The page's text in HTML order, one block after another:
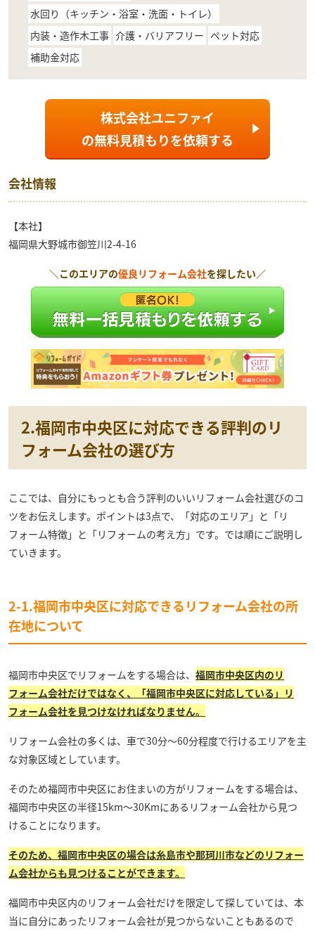
水回り（キッチン・浴室・洗面・トイレ）
内装・造作木工事 介護・バリアフリー ペット対応
補助金対応
株式会社ユニファイ
の無料見積もりを依頼する
会社情報
【本社】
福岡県大野城市御笠川2-4-16
＼このエリアの優良リフォーム会社を探したい／
2.福岡市中央区に対応できる評判のリ
フォーム会社の選び方
ここでは、自分にもっとも合う評判のいいリフォーム会社選びのコ
ツをお伝えします。ポイントは3点で、「対応のエリア」と「リ
フォーム特徴」と「リフォームの考え方」です。では順にご説明し
ていきます。
2-1.福岡市中央区に対応できるリフォーム会社の所
在地について
福岡市中央区でリフォームをする場合は、 福岡市中央区内のリ
フォーム会社だけではなく、「福岡市中央区に対応している」リ
フォーム会社を見つけなければなりません。
リフォーム会社の多くは、車で30分～60分程度で行けるエリアを主
な対象区域としています。
そのため福岡市中央区にお住まいの方がリフォームをする場合は、
福岡市中央区の半径15km～30Kmにあるリフォーム会社から見つ
けることになります。
そのため、福岡市中央区の場合は糸島市や那珂川市などのリフォー
ム会社からも見つけることができます。
福岡市中央区内のリフォーム会社だけを限定して探していては、本
当に自分にあったリフォーム会社が見つからないこともあるので